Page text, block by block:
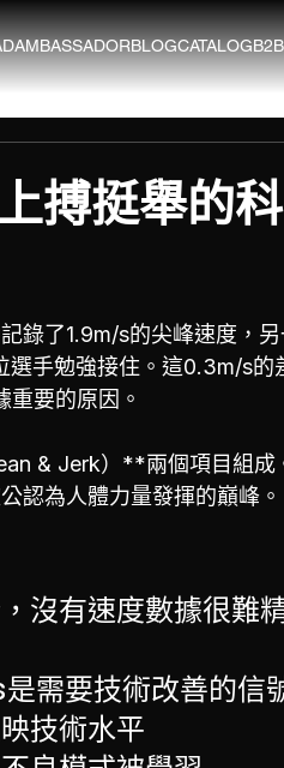
AMBASSADORBLOGCATALOGB2B
搏挺舉的
錄了1.9m/s的尖峰速度，
選手勉強接住。這0.3m/s的
要的原因。
& Jerk）**兩個項目組成
認為人體力量發揮的巔峰。
沒有速度數據很難
要技術改善的信
技術水平